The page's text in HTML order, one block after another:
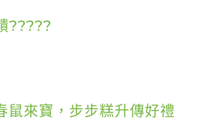
?????
來寶，步步糕升傳好禮